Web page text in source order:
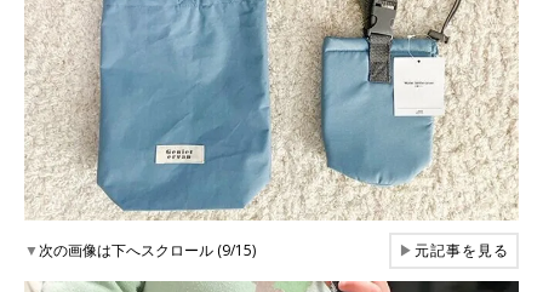
▼次の画像は下へスクロール (9/15) ▶元記事を見る